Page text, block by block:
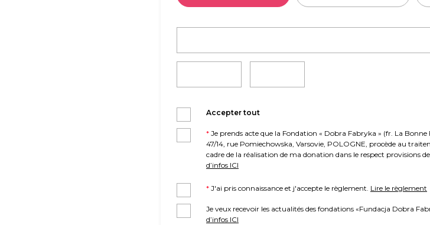
Accepter tout
*
47/14, rue Pomiechowska, Varsovie, POLOGNE, procède au
cadre de la réalisation de ma donation dans le respect provisions
d’infos ICI
* J'ai pris connaissance et j'accepte le règlement. Lire le règlement
Je veux recevoir les actualités des fondations «Fundacja Dobra
d’infos ICI